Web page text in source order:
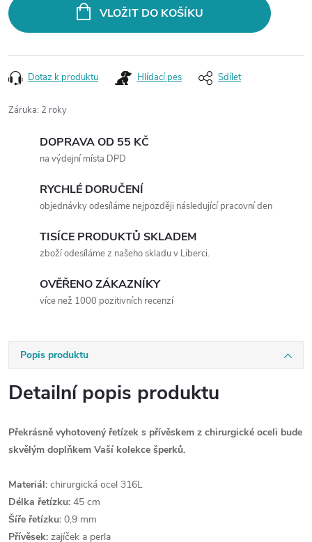
VLOŽIT DO KOŠÍKU
Dotaz k produktu Hlídací pes Sdílet
Záruka: 2 roky
DOPRAVA OD 55 KČ
na výdejní místa DPD
RYCHLÉ DORUČENÍ
objednávky odesíláme nejpozději následující pracovní den
TISÍCE PRODUKTŮ SKLADEM
zboží odesíláme z našeho skladu v Liberci.
OVĚŘENO ZÁKAZNÍKY
více než 1000 pozitivních recenzí
Popis produktu
Detailní popis produktu
Překrásně vyhotovený řetízek s přívěskem z chirurgické oceli bude
skvělým doplňkem Vaší kolekce šperků.
Materiál: chirurgická ocel 316L
Délka řetízku: 45 cm
Šíře řetízku: 0,9 mm
Přívěsek: zajíček a perla